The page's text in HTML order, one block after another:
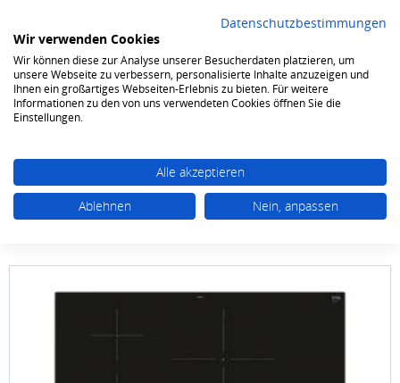
0
Kochen & Backen Kochfelder Autark Induktion
Siemens EH 83 KBEB 5E autark powerLine 80 cm
Datenschutzbestimmungen
Wir verwenden Cookies
Wir können diese zur Analyse unserer Besucherdaten platzieren, um
unsere Webseite zu verbessern, personalisierte Inhalte anzuzeigen und
Ihnen ein großartiges Webseiten-Erlebnis zu bieten. Für weitere
Informationen zu den von uns verwendeten Cookies öffnen Sie die
Einstellungen.
Alle akzeptieren
Ablehnen
Nein, anpassen